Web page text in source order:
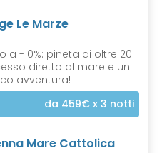
Le Marze
a -10%: pineta di oltre 20
diretto al mare e un
avventura!
da 459€ x 3 notti
Mare Cattolica